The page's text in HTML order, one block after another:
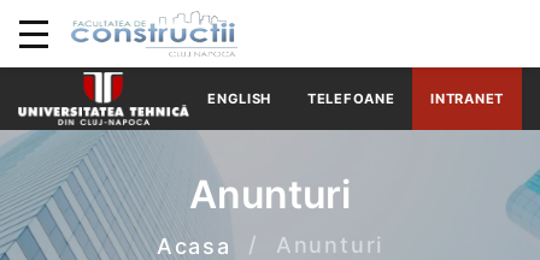
ENGLISH TELEFOANE INTRANET
Anunturi
Acasa Anunturi